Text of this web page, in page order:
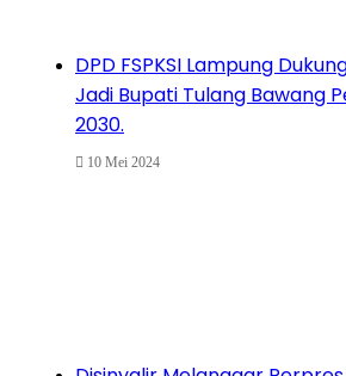
DPD FSPKSI Lampung
Jadi Bupati Tulang Bawang
2030.
10 Mei 2024